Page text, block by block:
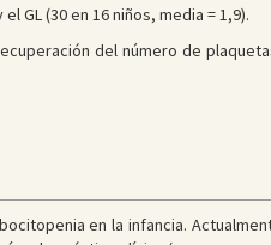
GL (30 en 16 niños, media = 1,9).
del número de
en la infancia.